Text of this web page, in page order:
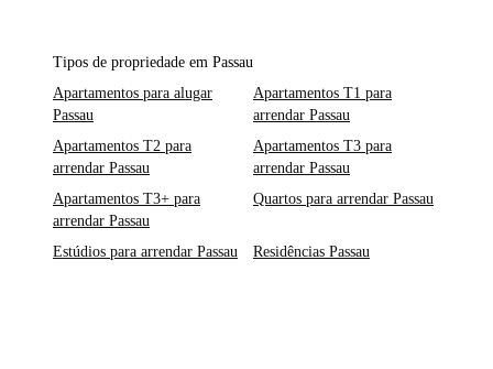
Tipos de propriedade em Passau
Apartamentos para alugar
Passau
Apartamentos T1 para
arrendar Passau
Apartamentos T2 para
arrendar Passau
Apartamentos T3 para
arrendar Passau
Apartamentos T3+ para
arrendar Passau
Quartos para arrendar Passau
Estúdios para arrendar Passau Residências Passau